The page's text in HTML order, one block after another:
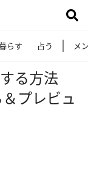
らす 占う メ
る方法
プレビュ